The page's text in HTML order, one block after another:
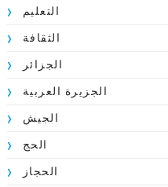
التعليم
الثقافة
الجزائر
الجزيرة العربية
الجيش
الحج
الحجاز